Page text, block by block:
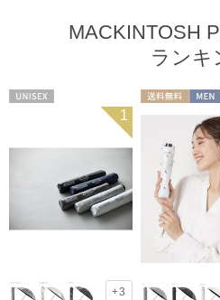
MACKINTOSH
ランキ
1
+3